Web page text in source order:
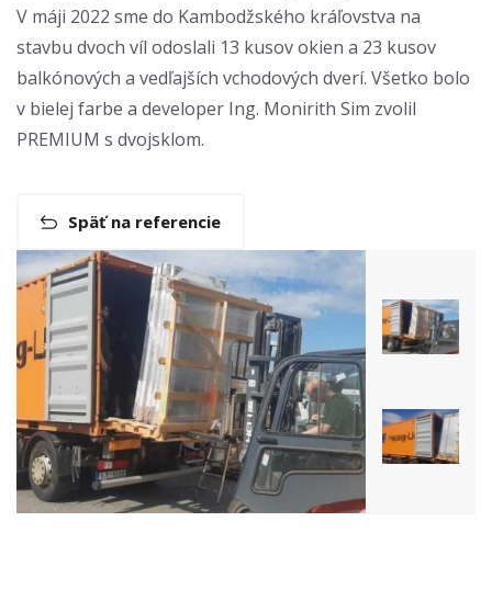
V máji 2022 sme do Kambodžského kráľovstva na
stavbu dvoch víl odoslali 13 kusov okien a 23 kusov
balkónových a vedľajších vchodových dverí. Všetko bolo
v bielej farbe a developer Ing. Monirith Sim zvolil
PREMIUM s dvojsklom.
Späť na referencie